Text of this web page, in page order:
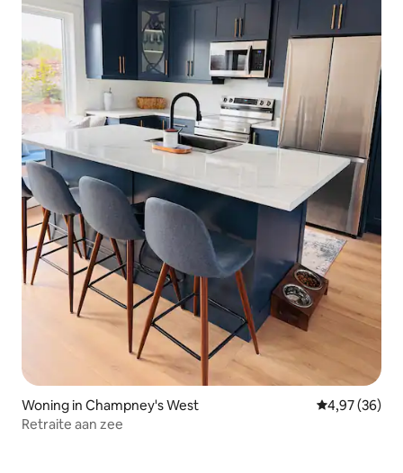
Woning in Champney's West Gemiddelde
4,97 (36)
Retraite aan zee